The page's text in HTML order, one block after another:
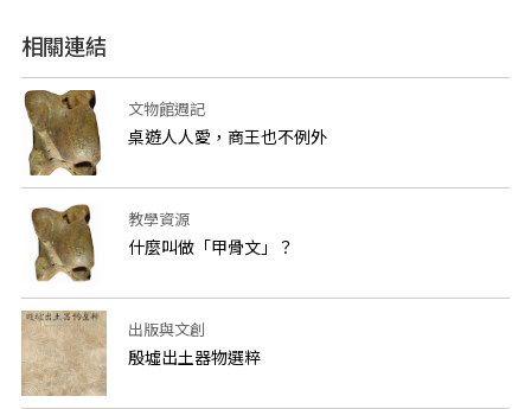
相關連結
文物館週記
桌遊人人愛，商王也不例外
教學資源
什麼叫做「甲骨文」？
出版與文創
殷墟出土器物選粹